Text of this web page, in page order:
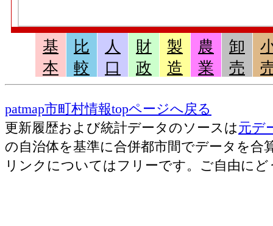
基
本
比
較
人
口
財
政
製
造
農
業
卸
売
patmap市町村情報topページへ戻る
更新履歴および統計データのソースは元デ
の自治体を基準に合併都市間でデータを合
リンクについてはフリーです。ご自由にど